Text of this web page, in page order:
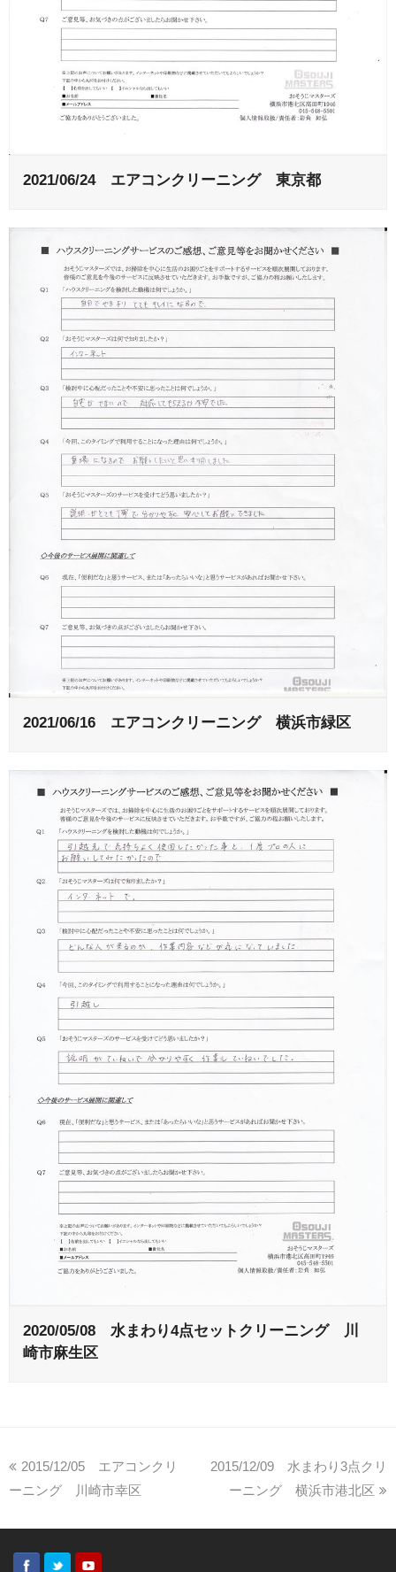
2021/06/24 エアコンクリーニング 東京都
2021/06/16 エアコンクリーニング 横浜市緑区
2020/05/08 水まわり4点セットクリーニング 川
崎市麻生区
2015/12/05 エアコンクリ
ーニング 川崎市幸区
2015/12/09 水まわり3点クリ
ーニング 横浜市港北区